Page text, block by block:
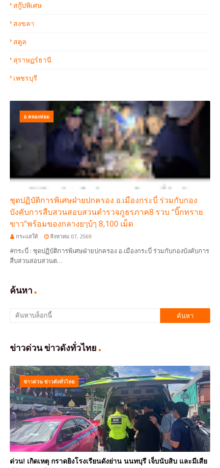
สกู๊ปพิเศษ
สงขลา
สตูล
สุราษฏร์ธานี
เพชรบุรี
อ.คลองท่อม
ชุดปฏิบัติการพิเศษฝ่ายปกครอง อ.เมืองกระบี่ ร่วมกับกอง
บังคับการสืบสวนสอบสวนตำรวจภูธรภาค8 รวบ “บิ๊กทราย
ขาว”พร้อมของกลางยๅบ้ๅ 8,100 เม็ด
กระแสใต้ สิงหาคม 07, 2569
#กระบี่ : ชุดปฏิบัติการพิเศษฝ่ายปกครอง อ.เมืองกระบี่ ร่วมกับกองบังคับการ
สืบสวนสอบสวนต…
ค้นหา
ข่าวด่วน ข่าวดังทั่วไทย
ข่าวด่วน ข่าวดังทั่วไทย
ด่วน! เกิดเหตุ กราดยิงโรงเรียนดังย่าน นนทบุรี เจ็บนับสิบ และมีเสีย